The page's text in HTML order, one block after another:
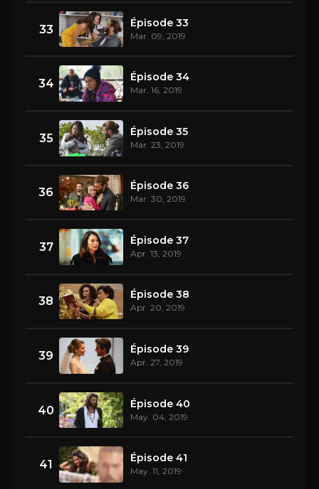
33 Épisode 33
Mar. 09, 2019
34 Épisode 34
Mar. 16, 2019
35 Épisode 35
Mar. 23, 2019
36 Épisode 36
Mar. 30, 2019
37 Épisode 37
Apr. 13, 2019
38 Épisode 38
Apr. 20, 2019
39 Épisode 39
Apr. 27, 2019
40 Épisode 40
May. 04, 2019
41 Épisode 41
May. 11, 2019